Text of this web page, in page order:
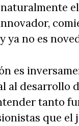
ya no es
es
al desarrollo
tanto
que el